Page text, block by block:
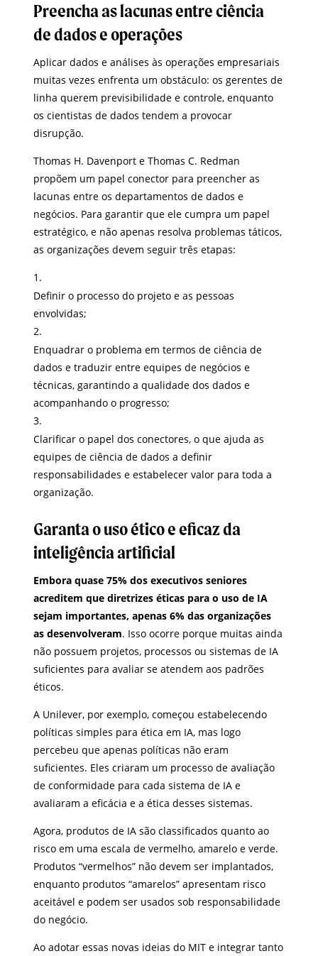
Preencha as lacunas entre ciência
de dados e operações
Aplicar dados e análises às operações empresariais
muitas vezes enfrenta um obstáculo: os gerentes de
linha querem previsibilidade e controle, enquanto
os cientistas de dados tendem a provocar
disrupção.
Thomas H. Davenport e Thomas C. Redman
propõem um papel conector para preencher as
lacunas entre os departamentos de dados e
negócios. Para garantir que ele cumpra um papel
estratégico, e não apenas resolva problemas táticos,
as organizações devem seguir três etapas:
Definir o processo do projeto e as pessoas
envolvidas;
Enquadrar o problema em termos de ciência de
dados e traduzir entre equipes de negócios e
técnicas, garantindo a qualidade dos dados e
acompanhando o progresso;
Clarificar o papel dos conectores, o que ajuda as
equipes de ciência de dados a definir
responsabilidades e estabelecer valor para toda a
organização.
Garanta o uso ético e eficaz da
inteligência artificial
Embora quase 75% dos executivos seniores
acreditem que diretrizes éticas para o uso de IA
sejam importantes, apenas 6% das organizações
as desenvolveram. Isso ocorre porque muitas ainda
não possuem projetos, processos ou sistemas de IA
suficientes para avaliar se atendem aos padrões
éticos.
A Unilever, por exemplo, começou estabelecendo
políticas simples para ética em IA, mas logo
percebeu que apenas políticas não eram
suficientes. Eles criaram um processo de avaliação
de conformidade para cada sistema de IA e
avaliaram a eficácia e a ética desses sistemas.
Agora, produtos de IA são classificados quanto ao
risco em uma escala de vermelho, amarelo e verde.
Produtos “vermelhos” não devem ser implantados,
enquanto produtos “amarelos” apresentam risco
aceitável e podem ser usados sob responsabilidade
do negócio.
Ao adotar essas novas ideias do MIT e integrar tanto